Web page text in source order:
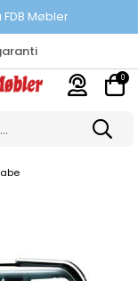
Møbler
webshop
0